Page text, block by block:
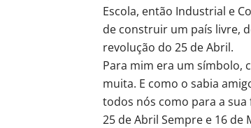
Escola, então Industrial e
de construir um país livre,
revolução do 25 de Abril.
Para mim era um símbolo,
muita. E como o sabia
todos nós como para a sua
25 de Abril Sempre e 16 de